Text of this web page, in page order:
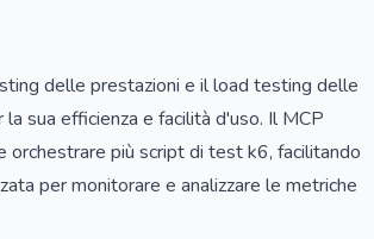
delle prestazioni e il load testing delle
sua efficienza e facilità d'uso. Il MCP
più script di test k6, facilitando
per monitorare e analizzare le metriche